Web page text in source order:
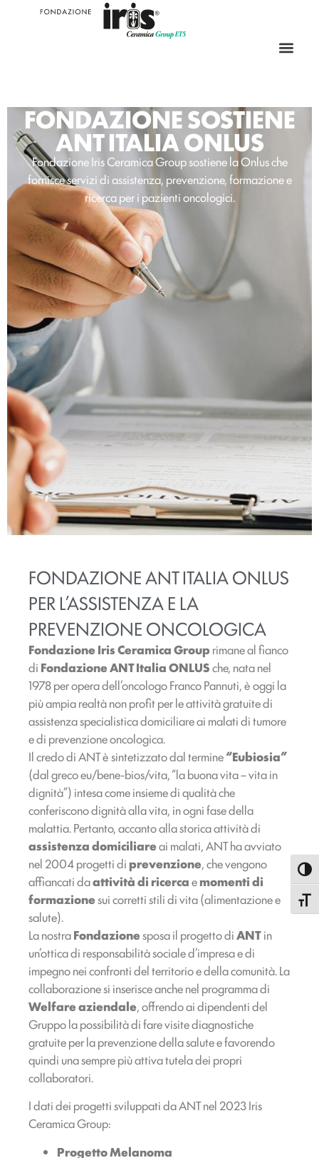
FONDAZIONE SOSTIENE
ANT ITALIA ONLUS
Fondazione Iris Ceramica Group sostiene la Onlus che
fornisce servizi di assistenza, prevenzione, formazione e
ricerca per i pazienti oncologici.
FONDAZIONE ANT ITALIA ONLUS
PER L’ASSISTENZA E LA
PREVENZIONE ONCOLOGICA
Fondazione Iris Ceramica Grouprimane al fianco
di Fondazione ANT Italia ONLUSche, nata nel
1978 per opera dell’oncologo Franco Pannuti, è oggi la
più ampia realtà non profit per le attività gratuite di
assistenza specialistica domiciliare ai malati di tumore
e di prevenzione oncologica.
Il credo di ANT è sintetizzato dal termine“Eubiosia”
(dal greco eu/bene-bios/vita, “la buona vita – vita in
dignità”) intesa come insieme di qualità che
conferiscono dignità alla vita, in ogni fase della
malattia. Pertanto, accanto alla storica attività di
assistenza domiciliareai malati, ANT ha avviato
nel 2004 progetti di prevenzione, che vengono
affiancati daattività di ricercaemomenti di
formazionesui corretti stili di vita (alimentazione e
salute).
La nostraFondazionesposa il progetto diANTin
un’ottica di responsabilità sociale d’impresa e di
impegno nei confronti del territorio e della comunità. La
collaborazione si inserisce anche nel programma di
Welfare aziendale, offrendo ai dipendenti del
Gruppo la possibilità di fare visite diagnostiche
gratuite per la prevenzione della salute e favorendo
quindi una sempre più attiva tutela dei propri
collaboratori.
I dati dei progetti sviluppati da ANT nel 2023 Iris
Ceramica Group:
Progetto Melanoma